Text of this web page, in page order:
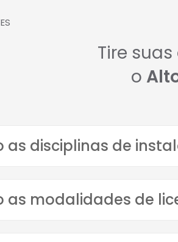
Tire
o
as disciplinas de
as modalidades de